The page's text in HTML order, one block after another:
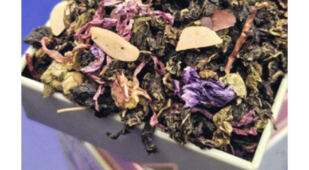
être
choisies
sur
la
page
du
produit